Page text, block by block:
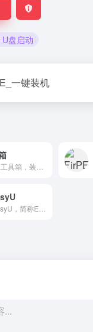
U盘启动
一键装机